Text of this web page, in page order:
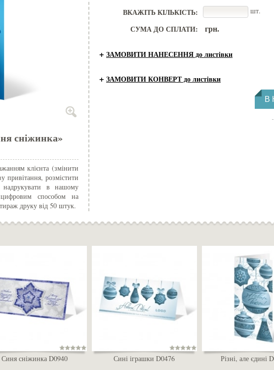
сніжинка»
клієнта (змінити
привітання, розмістити
надрукувати в нашому
цифровим способом на
друку від 50 штук.
ВКАЖІТЬ КІЛЬКІСТЬ: шт.
СУМА ДО СПЛАТИ: грн.
+ ЗАМОВИТИ НАНЕСЕННЯ до листівки
+ ЗАМОВИТИ КОНВЕРТ до листівки
В
Синя сніжинка D0940 Сині іграшки D0476 Різні, але єдині